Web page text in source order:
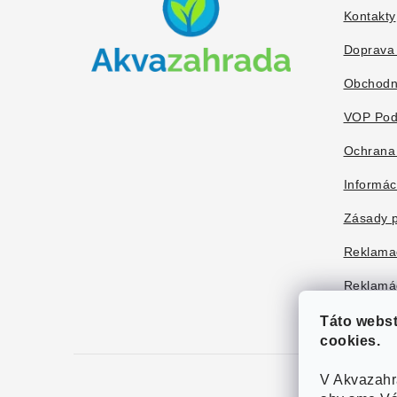
Táto
cookies.
V
Kontakty
VOP
Zásady